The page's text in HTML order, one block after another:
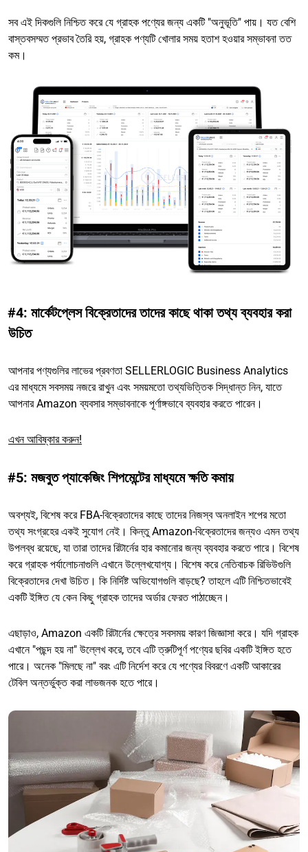
সব এই দিকগুলি নিশ্চিত করে যে গ্রাহক পণ্যের জন্য একটি "অনুভূতি" পায়। যত বেশি
বাস্তবসম্মত প্রভাব তৈরি হয়, গ্রাহক পণ্যটি খোলার সময় হতাশ হওয়ার সম্ভাবনা তত
কম।
#4: মার্কেটপ্লেস বিক্রেতাদের তাদের কাছে থাকা তথ্য ব্যবহার করা
উচিত
আপনার পণ্যগুলির লাভের প্রবণতা SELLERLOGIC Business Analytics
এর মাধ্যমে সবসময় নজরে রাখুন এবং সময়মতো তথ্যভিত্তিক সিদ্ধান্ত নিন, যাতে
আপনার Amazon ব্যবসার সম্ভাবনাকে পূর্ণাঙ্গভাবে ব্যবহার করতে পারেন।
এখন আবিষ্কার করুন!
#5: মজবুত প্যাকেজিং শিপমেন্টের মাধ্যমে ক্ষতি কমায়
অবশ্যই, বিশেষ করে FBA-বিক্রেতাদের কাছে তাদের নিজস্ব অনলাইন শপের মতো
তথ্য সংগ্রহের একই সুযোগ নেই। কিন্তু Amazon-বিক্রেতাদের জন্যও এমন তথ্য
উপলব্ধ রয়েছে, যা তারা তাদের রিটার্নের হার কমানোর জন্য ব্যবহার করতে পারে। বিশেষ
করে গ্রাহক পর্যালোচনাগুলি এখানে উল্লেখযোগ্য। বিশেষ করে নেতিবাচক রিভিউগুলি
বিক্রেতাদের দেখা উচিত। কি নির্দিষ্ট অভিযোগগুলি বাড়ছে? তাহলে এটি নিশ্চিতভাবেই
একটি ইঙ্গিত যে কেন কিছু গ্রাহক তাদের অর্ডার ফেরত পাঠাচ্ছেন।
এছাড়াও, Amazon একটি রিটার্নের ক্ষেত্রে সবসময় কারণ জিজ্ঞাসা করে। যদি গ্রাহক
এখানে "পছন্দ হয় না" উল্লেখ করে, তবে এটি ত্রুটিপূর্ণ পণ্যের ছবির একটি ইঙ্গিত হতে
পারে। অনেক "মিলছে না" বরং এটি নির্দেশ করে যে পণ্যের বিবরণে একটি আকারের
টেবিল অন্তর্ভুক্ত করা লাভজনক হতে পারে।